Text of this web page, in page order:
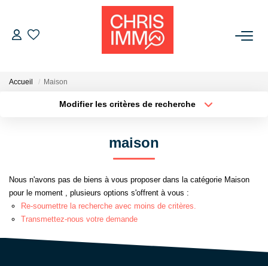
L'AGENCE
Accueil Maison
Modifier les critères de recherche
Plus de critères Créer une alerte
maison
Nous n'avons pas de biens à vous proposer dans la catégorie Maison
pour le moment , plusieurs options s'offrent à vous :
Re-soumettre la recherche avec moins de critères.
Transmettez-nous votre demande